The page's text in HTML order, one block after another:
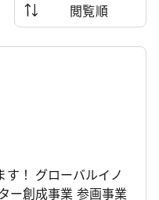
閲覧順
す！ グローバルイノ
ー創成事業 参画事業